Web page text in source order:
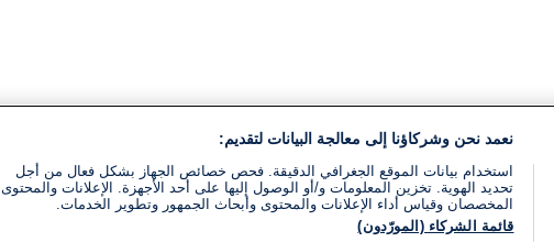
نعمد نحن وشركاؤنا إلى معالجة البيانات لتقديم:
استخدام بيانات الموقع الجغرافي الدقيقة. فحص خصائص الجهاز بشكل فعال من أجل
تحديد الهوية. تخزين المعلومات و/أو الوصول إليها على أحد الأجهزة. الإعلانات والمحتوى
المخصصان وقياس أداء الإعلانات والمحتوى وأبحاث الجمهور وتطوير الخدمات.
قائمة الشركاء (المورّدون)